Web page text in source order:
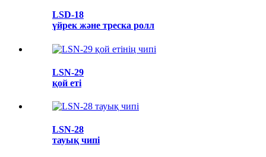
LSD-18
үйрек және треска ролл
LSN-29
қой еті
LSN-28
тауық чипі